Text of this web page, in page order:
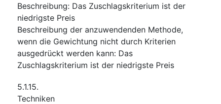
Beschreibung: Das Zuschlagskriterium ist der
niedrigste Preis
Beschreibung der anzuwendenden Methode,
wenn die Gewichtung nicht durch Kriterien
ausgedrückt werden kann: Das
Zuschlagskriterium ist der niedrigste Preis
5.1.15.
Techniken